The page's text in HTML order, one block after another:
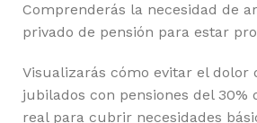
Comprenderás la necesidad de
privado de pensión para estar
Visualizarás cómo evitar el dolor
jubilados con pensiones del 30%
real para cubrir necesidades